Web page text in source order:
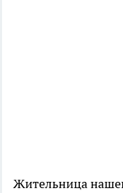
Жительница